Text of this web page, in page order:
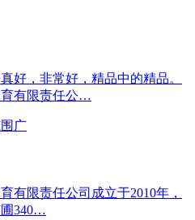
好，非常好，精品中的精品。
育有限责任公…
有限责任公司成立于2010年，
340…